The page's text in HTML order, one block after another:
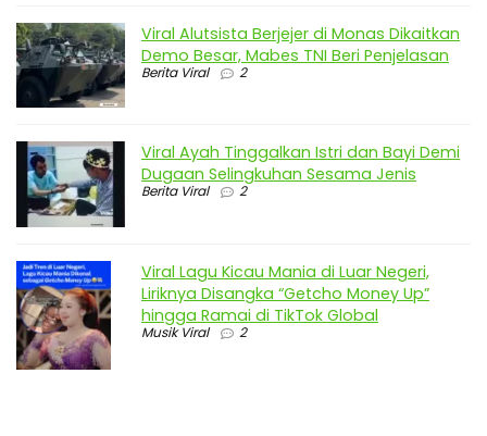
Viral Alutsista Berjejer di Monas Dikaitkan
Demo Besar, Mabes TNI Beri Penjelasan
Berita Viral 2
Viral Ayah Tinggalkan Istri dan Bayi Demi
Dugaan Selingkuhan Sesama Jenis
Berita Viral 2
Viral Lagu Kicau Mania di Luar Negeri,
Liriknya Disangka “Getcho Money Up”
hingga Ramai di TikTok Global
Musik Viral 2